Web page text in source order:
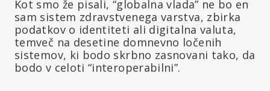
Kot smo že pisali, “globalna vlada” ne bo en
sam sistem zdravstvenega varstva, zbirka
podatkov o identiteti ali digitalna valuta,
temveč na desetine domnevno ločenih
sistemov, ki bodo skrbno zasnovani tako, da
bodo v celoti “interoperabilni”.